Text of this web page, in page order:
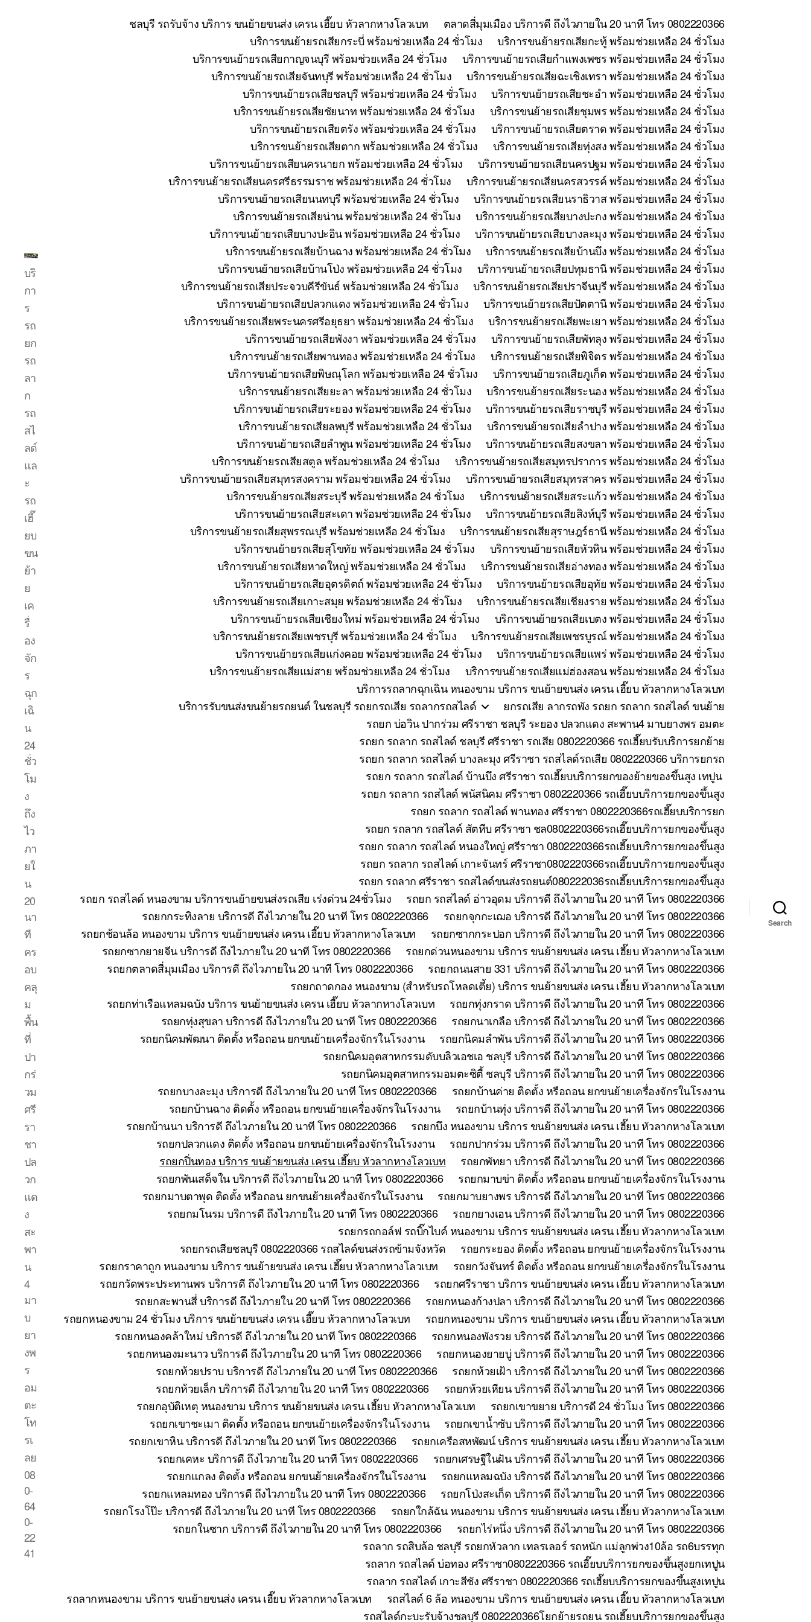
โต้ง
รถยก
บ่อ
วิน
ปาก
ร่วม
ศรีราชา
|
รถ
สไลด์
รถ
เฮี๊ยบ
24
ชม.
บริ
กา
ร
รถ
ยก
รถ
ลา
ก
รถ
สไ
ลด์
แล
ะ
รถ
เฮี๊
ยบ
ขน
ย้า
ย
เค
รื่
อง
จัก
ร
ฉุก
เฉิ
น
24
ชั่ว
โม
ง
ถึง
ไว
ภา
ยใ
น
20
นา
ที
คร
อบ
คลุ
ม
พื้น
ที่
ปา
กร่
วม
ศรี
รา
ชา
ปล
วก
แด
ง
สะ
พา
น
4
มา
บ
ยา
งพ
ร
อม
ตะ
โท
รเ
ลย
08
0-
64
0-
22
41
ชลบุรี รถรับจ้าง บริการ ขนย้ายขนส่ง เครน เฮี๊ยบ หัวลากหางโลวเบท
ตลาดสี่มุมเมือง บริการดี ถึงไวภายใน 20 นาที โทร 0802220366
บริการขนย้ายรถเสียกระบี่ พร้อมช่วยเหลือ 24 ชั่วโมง
บริการขนย้ายรถเสียกะทู้ พร้อมช่วยเหลือ 24 ชั่วโมง
บริการขนย้ายรถเสียกาญจนบุรี พร้อมช่วยเหลือ 24 ชั่วโมง
บริการขนย้ายรถเสียกำแพงเพชร พร้อมช่วยเหลือ 24 ชั่วโมง
บริการขนย้ายรถเสียจันทบุรี พร้อมช่วยเหลือ 24 ชั่วโมง
บริการขนย้ายรถเสียฉะเชิงเทรา พร้อมช่วยเหลือ 24 ชั่วโมง
บริการขนย้ายรถเสียชลบุรี พร้อมช่วยเหลือ 24 ชั่วโมง
บริการขนย้ายรถเสียชะอำ พร้อมช่วยเหลือ 24 ชั่วโมง
บริการขนย้ายรถเสียชัยนาท พร้อมช่วยเหลือ 24 ชั่วโมง
บริการขนย้ายรถเสียชุมพร พร้อมช่วยเหลือ 24 ชั่วโมง
บริการขนย้ายรถเสียตรัง พร้อมช่วยเหลือ 24 ชั่วโมง
บริการขนย้ายรถเสียตราด พร้อมช่วยเหลือ 24 ชั่วโมง
บริการขนย้ายรถเสียตาก พร้อมช่วยเหลือ 24 ชั่วโมง
บริการขนย้ายรถเสียทุ่งสง พร้อมช่วยเหลือ 24 ชั่วโมง
บริการขนย้ายรถเสียนครนายก พร้อมช่วยเหลือ 24 ชั่วโมง
บริการขนย้ายรถเสียนครปฐม พร้อมช่วยเหลือ 24 ชั่วโมง
บริการขนย้ายรถเสียนครศรีธรรมราช พร้อมช่วยเหลือ 24 ชั่วโมง
บริการขนย้ายรถเสียนครสวรรค์ พร้อมช่วยเหลือ 24 ชั่วโมง
บริการขนย้ายรถเสียนนทบุรี พร้อมช่วยเหลือ 24 ชั่วโมง
บริการขนย้ายรถเสียนราธิวาส พร้อมช่วยเหลือ 24 ชั่วโมง
บริการขนย้ายรถเสียน่าน พร้อมช่วยเหลือ 24 ชั่วโมง
บริการขนย้ายรถเสียบางปะกง พร้อมช่วยเหลือ 24 ชั่วโมง
บริการขนย้ายรถเสียบางปะอิน พร้อมช่วยเหลือ 24 ชั่วโมง
บริการขนย้ายรถเสียบางละมุง พร้อมช่วยเหลือ 24 ชั่วโมง
บริการขนย้ายรถเสียบ้านฉาง พร้อมช่วยเหลือ 24 ชั่วโมง
บริการขนย้ายรถเสียบ้านบึง พร้อมช่วยเหลือ 24 ชั่วโมง
บริการขนย้ายรถเสียบ้านโป่ง พร้อมช่วยเหลือ 24 ชั่วโมง
บริการขนย้ายรถเสียปทุมธานี พร้อมช่วยเหลือ 24 ชั่วโมง
บริการขนย้ายรถเสียประจวบคีรีขันธ์ พร้อมช่วยเหลือ 24 ชั่วโมง
บริการขนย้ายรถเสียปราจีนบุรี พร้อมช่วยเหลือ 24 ชั่วโมง
บริการขนย้ายรถเสียปลวกแดง พร้อมช่วยเหลือ 24 ชั่วโมง
บริการขนย้ายรถเสียปัตตานี พร้อมช่วยเหลือ 24 ชั่วโมง
บริการขนย้ายรถเสียพระนครศรีอยุธยา พร้อมช่วยเหลือ 24 ชั่วโมง
บริการขนย้ายรถเสียพะเยา พร้อมช่วยเหลือ 24 ชั่วโมง
บริการขนย้ายรถเสียพังงา พร้อมช่วยเหลือ 24 ชั่วโมง
บริการขนย้ายรถเสียพัทลุง พร้อมช่วยเหลือ 24 ชั่วโมง
บริการขนย้ายรถเสียพานทอง พร้อมช่วยเหลือ 24 ชั่วโมง
บริการขนย้ายรถเสียพิจิตร พร้อมช่วยเหลือ 24 ชั่วโมง
บริการขนย้ายรถเสียพิษณุโลก พร้อมช่วยเหลือ 24 ชั่วโมง
บริการขนย้ายรถเสียภูเก็ต พร้อมช่วยเหลือ 24 ชั่วโมง
บริการขนย้ายรถเสียยะลา พร้อมช่วยเหลือ 24 ชั่วโมง
บริการขนย้ายรถเสียระนอง พร้อมช่วยเหลือ 24 ชั่วโมง
บริการขนย้ายรถเสียระยอง พร้อมช่วยเหลือ 24 ชั่วโมง
บริการขนย้ายรถเสียราชบุรี พร้อมช่วยเหลือ 24 ชั่วโมง
บริการขนย้ายรถเสียลพบุรี พร้อมช่วยเหลือ 24 ชั่วโมง
บริการขนย้ายรถเสียลำปาง พร้อมช่วยเหลือ 24 ชั่วโมง
บริการขนย้ายรถเสียลำพูน พร้อมช่วยเหลือ 24 ชั่วโมง
บริการขนย้ายรถเสียสงขลา พร้อมช่วยเหลือ 24 ชั่วโมง
บริการขนย้ายรถเสียสตูล พร้อมช่วยเหลือ 24 ชั่วโมง
บริการขนย้ายรถเสียสมุทรปราการ พร้อมช่วยเหลือ 24 ชั่วโมง
บริการขนย้ายรถเสียสมุทรสงคราม พร้อมช่วยเหลือ 24 ชั่วโมง
บริการขนย้ายรถเสียสมุทรสาคร พร้อมช่วยเหลือ 24 ชั่วโมง
บริการขนย้ายรถเสียสระบุรี พร้อมช่วยเหลือ 24 ชั่วโมง
บริการขนย้ายรถเสียสระแก้ว พร้อมช่วยเหลือ 24 ชั่วโมง
บริการขนย้ายรถเสียสะเดา พร้อมช่วยเหลือ 24 ชั่วโมง
บริการขนย้ายรถเสียสิงห์บุรี พร้อมช่วยเหลือ 24 ชั่วโมง
บริการขนย้ายรถเสียสุพรรณบุรี พร้อมช่วยเหลือ 24 ชั่วโมง
บริการขนย้ายรถเสียสุราษฎร์ธานี พร้อมช่วยเหลือ 24 ชั่วโมง
บริการขนย้ายรถเสียสุโขทัย พร้อมช่วยเหลือ 24 ชั่วโมง
บริการขนย้ายรถเสียหัวหิน พร้อมช่วยเหลือ 24 ชั่วโมง
บริการขนย้ายรถเสียหาดใหญ่ พร้อมช่วยเหลือ 24 ชั่วโมง
บริการขนย้ายรถเสียอ่างทอง พร้อมช่วยเหลือ 24 ชั่วโมง
บริการขนย้ายรถเสียอุตรดิตถ์ พร้อมช่วยเหลือ 24 ชั่วโมง
บริการขนย้ายรถเสียอุทัย พร้อมช่วยเหลือ 24 ชั่วโมง
บริการขนย้ายรถเสียเกาะสมุย พร้อมช่วยเหลือ 24 ชั่วโมง
บริการขนย้ายรถเสียเชียงราย พร้อมช่วยเหลือ 24 ชั่วโมง
บริการขนย้ายรถเสียเชียงใหม่ พร้อมช่วยเหลือ 24 ชั่วโมง
บริการขนย้ายรถเสียเบตง พร้อมช่วยเหลือ 24 ชั่วโมง
บริการขนย้ายรถเสียเพชรบุรี พร้อมช่วยเหลือ 24 ชั่วโมง
บริการขนย้ายรถเสียเพชรบูรณ์ พร้อมช่วยเหลือ 24 ชั่วโมง
บริการขนย้ายรถเสียแก่งคอย พร้อมช่วยเหลือ 24 ชั่วโมง
บริการขนย้ายรถเสียแพร่ พร้อมช่วยเหลือ 24 ชั่วโมง
บริการขนย้ายรถเสียแม่สาย พร้อมช่วยเหลือ 24 ชั่วโมง
บริการขนย้ายรถเสียแม่ฮ่องสอน พร้อมช่วยเหลือ 24 ชั่วโมง
บริการรถลากฉุกเฉิน หนองขาม บริการ ขนย้ายขนส่ง เครน เฮี๊ยบ หัวลากหางโลวเบท
บริการรับขนส่งขนย้ายรถยนต์ ในชลบุรี รถยกรถเสีย รถลากรถสไลด์
ยกรถเสีย ลากรถพัง รถยก รถลาก รถสไลด์ ขนย้าย
รถยก บ่อวิน ปากร่วม ศรีราชา ชลบุรี ระยอง ปลวกแดง สะพาน4 มาบยางพร อมตะ
รถยก รถลาก รถสไลด์ ชลบุรี ศรีราชา รถเสีย 0802220366 รถเฮี๊ยบรับบริการยกย้าย
รถยก รถลาก รถสไลด์ บางละมุง ศรีราชา รถสไลด์รถเสีย 0802220366 บริการยกรถ
รถยก รถลาก รถสไลด์ บ้านบึง ศรีราชา รถเฮี๊ยบบริการยกของย้ายของขึ้นสูง เทปูน
รถยก รถลาก รถสไลด์ พนัสนิคม ศรีราชา 0802220366 รถเฮี๊ยบบริการยกของขึ้นสูง
รถยก รถลาก รถสไลด์ พานทอง ศรีราชา 0802220366รถเฮี๊ยบบริการยก
รถยก รถลาก รถสไลด์ สัตหีบ ศรีราชา ชล0802220366รถเฮี๊ยบบริการยกของขึ้นสูง
รถยก รถลาก รถสไลด์ หนองใหญ่ ศรีราชา 0802220366รถเฮี๊ยบบริการยกของขึ้นสูง
รถยก รถลาก รถสไลด์ เกาะจันทร์ ศรีราชา0802220366รถเฮี๊ยบบริการยกของขึ้นสูง
รถยก รถลาก ศรีราชา รถสไลด์ขนส่งรถยนต์080222036รถเฮี๊ยบบริการยกของขึ้นสูง
รถยก รถสไลด์ หนองขาม บริการขนย้ายขนส่งรถเสีย เร่งด่วน 24ชั่วโมง
รถยก รถสไลด์ อ่าวอุดม บริการดี ถึงไวภายใน 20 นาที โทร 0802220366
รถยกกระทิงลาย บริการดี ถึงไวภายใน 20 นาที โทร 0802220366
รถยกจุกกะเฌอ บริการดี ถึงไวภายใน 20 นาที โทร 0802220366
รถยกช้อนล้อ หนองขาม บริการ ขนย้ายขนส่ง เครน เฮี๊ยบ หัวลากหางโลวเบท
รถยกซากกระปอก บริการดี ถึงไวภายใน 20 นาที โทร 0802220366
รถยกซากยายจีน บริการดี ถึงไวภายใน 20 นาที โทร 0802220366
รถยกด่วนหนองขาม บริการ ขนย้ายขนส่ง เครน เฮี๊ยบ หัวลากหางโลวเบท
รถยกตลาดสี่มุมเมือง บริการดี ถึงไวภายใน 20 นาที โทร 0802220366
รถยกถนนสาย 331 บริการดี ถึงไวภายใน 20 นาที โทร 0802220366
รถยกถาดกอง หนองขาม (สำหรับรถโหลดเตี้ย) บริการ ขนย้ายขนส่ง เครน เฮี๊ยบ หัวลากหางโลวเบท
รถยกท่าเรือแหลมฉบัง บริการ ขนย้ายขนส่ง เครน เฮี๊ยบ หัวลากหางโลวเบท
รถยกทุ่งกราด บริการดี ถึงไวภายใน 20 นาที โทร 0802220366
รถยกทุ่งสุขลา บริการดี ถึงไวภายใน 20 นาที โทร 0802220366
รถยกนาเกลือ บริการดี ถึงไวภายใน 20 นาที โทร 0802220366
รถยกนิคมพัฒนา ติดตั้ง หรือถอน ยกขนย้ายเครื่องจักรในโรงงาน
รถยกนิคมลำพัน บริการดี ถึงไวภายใน 20 นาที โทร 0802220366
รถยกนิคมอุตสาหกรรมดับบลิวเอชเอ ชลบุรี บริการดี ถึงไวภายใน 20 นาที โทร 0802220366
รถยกนิคมอุตสาหกรรมอมตะซิตี้ ชลบุรี บริการดี ถึงไวภายใน 20 นาที โทร 0802220366
รถยกบางละมุง บริการดี ถึงไวภายใน 20 นาที โทร 0802220366
รถยกบ้านค่าย ติดตั้ง หรือถอน ยกขนย้ายเครื่องจักรในโรงงาน
รถยกบ้านฉาง ติดตั้ง หรือถอน ยกขนย้ายเครื่องจักรในโรงงาน
รถยกบ้านทุ่ง บริการดี ถึงไวภายใน 20 นาที โทร 0802220366
รถยกบ้านนา บริการดี ถึงไวภายใน 20 นาที โทร 0802220366
รถยกบึง หนองขาม บริการ ขนย้ายขนส่ง เครน เฮี๊ยบ หัวลากหางโลวเบท
รถยกปลวกแดง ติดตั้ง หรือถอน ยกขนย้ายเครื่องจักรในโรงงาน
รถยกปากร่วม บริการดี ถึงไวภายใน 20 นาที โทร 0802220366
รถยกปิ่นทอง บริการ ขนย้ายขนส่ง เครน เฮี๊ยบ หัวลากหางโลวเบท
รถยกพัทยา บริการดี ถึงไวภายใน 20 นาที โทร 0802220366
รถยกพันเสด็จใน บริการดี ถึงไวภายใน 20 นาที โทร 0802220366
รถยกมาบข่า ติดตั้ง หรือถอน ยกขนย้ายเครื่องจักรในโรงงาน
รถยกมาบตาพุด ติดตั้ง หรือถอน ยกขนย้ายเครื่องจักรในโรงงาน
รถยกมาบยางพร บริการดี ถึงไวภายใน 20 นาที โทร 0802220366
รถยกมโนรม บริการดี ถึงไวภายใน 20 นาที โทร 0802220366
รถยกยางเอน บริการดี ถึงไวภายใน 20 นาที โทร 0802220366
รถยกรถกอล์ฟ รถบิ๊กไบค์ หนองขาม บริการ ขนย้ายขนส่ง เครน เฮี๊ยบ หัวลากหางโลวเบท
รถยกรถเสียชลบุรี 0802220366 รถสไลด์ขนส่งรถข้ามจังหวัด
รถยกระยอง ติดตั้ง หรือถอน ยกขนย้ายเครื่องจักรในโรงงาน
รถยกราคาถูก หนองขาม บริการ ขนย้ายขนส่ง เครน เฮี๊ยบ หัวลากหางโลวเบท
รถยกวังจันทร์ ติดตั้ง หรือถอน ยกขนย้ายเครื่องจักรในโรงงาน
รถยกวัดพระประทานพร บริการดี ถึงไวภายใน 20 นาที โทร 0802220366
รถยกศรีราชา บริการ ขนย้ายขนส่ง เครน เฮี๊ยบ หัวลากหางโลวเบท
รถยกสะพานสี่ บริการดี ถึงไวภายใน 20 นาที โทร 0802220366
รถยกหนองก้างปลา บริการดี ถึงไวภายใน 20 นาที โทร 0802220366
รถยกหนองขาม 24 ชั่วโมง บริการ ขนย้ายขนส่ง เครน เฮี๊ยบ หัวลากหางโลวเบท
รถยกหนองขาม บริการ ขนย้ายขนส่ง เครน เฮี๊ยบ หัวลากหางโลวเบท
รถยกหนองคล้าใหม่ บริการดี ถึงไวภายใน 20 นาที โทร 0802220366
รถยกหนองพังรวย บริการดี ถึงไวภายใน 20 นาที โทร 0802220366
รถยกหนองมะนาว บริการดี ถึงไวภายใน 20 นาที โทร 0802220366
รถยกหนองยายบู่ บริการดี ถึงไวภายใน 20 นาที โทร 0802220366
รถยกห้วยปราบ บริการดี ถึงไวภายใน 20 นาที โทร 0802220366
รถยกห้วยเฝ้า บริการดี ถึงไวภายใน 20 นาที โทร 0802220366
รถยกห้วยเล็ก บริการดี ถึงไวภายใน 20 นาที โทร 0802220366
รถยกห้วยเหียน บริการดี ถึงไวภายใน 20 นาที โทร 0802220366
รถยกอุบัติเหตุ หนองขาม บริการ ขนย้ายขนส่ง เครน เฮี๊ยบ หัวลากหางโลวเบท
รถยกเขาขยาย บริการดี 24 ชั่วโมง โทร 0802220366
รถยกเขาชะเมา ติดตั้ง หรือถอน ยกขนย้ายเครื่องจักรในโรงงาน
รถยกเขาน้ำซับ บริการดี ถึงไวภายใน 20 นาที โทร 0802220366
รถยกเขาหิน บริการดี ถึงไวภายใน 20 นาที โทร 0802220366
รถยกเครือสหพัฒน์ บริการ ขนย้ายขนส่ง เครน เฮี๊ยบ หัวลากหางโลวเบท
รถยกเคหะ บริการดี ถึงไวภายใน 20 นาที โทร 0802220366
รถยกเศรษฐีในฝัน บริการดี ถึงไวภายใน 20 นาที โทร 0802220366
รถยกแกลง ติดตั้ง หรือถอน ยกขนย้ายเครื่องจักรในโรงงาน
รถยกแหลมฉบัง บริการดี ถึงไวภายใน 20 นาที โทร 0802220366
รถยกแหลมทอง บริการดี ถึงไวภายใน 20 นาที โทร 0802220366
รถยกโป่งสะเก็ด บริการดี ถึงไวภายใน 20 นาที โทร 0802220366
รถยกโรงโป๊ะ บริการดี ถึงไวภายใน 20 นาที โทร 0802220366
รถยกใกล้ฉัน หนองขาม บริการ ขนย้ายขนส่ง เครน เฮี๊ยบ หัวลากหางโลวเบท
รถยกในซาก บริการดี ถึงไวภายใน 20 นาที โทร 0802220366
รถยกไร่หนึ่ง บริการดี ถึงไวภายใน 20 นาที โทร 0802220366
รถลาก รถสิบล้อ ชลบุรี รถยกหัวลาก เทลรเลอร์ รถหนัก แม่ลูกพ่วง10ล้อ รถ6บรรทุก
รถลาก รถสไลด์ บ่อทอง ศรีราชา0802220366 รถเฮี๊ยบบริการยกของขึ้นสูงยกเทปูน
รถลาก รถสไลด์ เกาะสีชัง ศรีราชา 0802220366 รถเฮี๊ยบบริการยกของขึ้นสูงเทปูน
รถลากหนองขาม บริการ ขนย้ายขนส่ง เครน เฮี๊ยบ หัวลากหางโลวเบท
รถสไลด์ 6 ล้อ หนองขาม บริการ ขนย้ายขนส่ง เครน เฮี๊ยบ หัวลากหางโลวเบท
รถสไลด์กะบะรับจ้างชลบุรี 0802220366โยกย้ายรถยน รถเฮี๊ยบบริการยกของขึ้นสูง
Search